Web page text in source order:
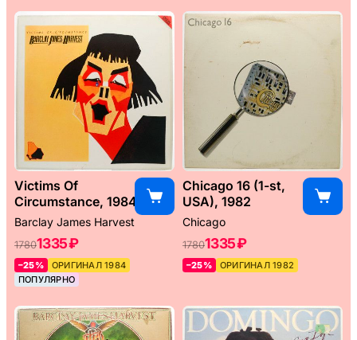
Victims Of
Circumstance, 1984
Barclay James Harvest
17801335 ₽
–25%
ОРИГИНАЛ 1984
ПОПУЛЯРНО
Chicago 16 (1-st,
USA), 1982
Chicago
17801335 ₽
–25% ОРИГИНАЛ 1982